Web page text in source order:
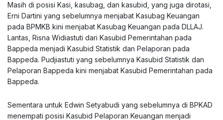
Masih di posisi Kasi, kasubag, dan kasubid, yang juga dirotasi,
Erni Dartini yang sebelumnya menjabat Kasubag Keuangan
pada BPMKB kini menjabat Kasubag Keuangan pada DLLAJ.
Lantas, Risna Widiastuti dari Kasubid Pemerintahan pada
Bappeda menjadi Kasubid Statistik dan Pelaporan pada
Bappeda. Pudjiastuti yang sebelumnya Kasubid Statistik dan
Pelaporan Bappeda kini menjabat Kasubid Pemerintahan pada
Bappeda.
Sementara untuk Edwin Setyabudi yang sebelumnya di BPKAD
menempati posisi Kasubid Pelaporan Keuangan menjadi